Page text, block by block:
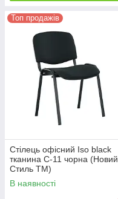
Топ продажів
Стілець офісний Iso black
тканина C-11 чорна (Новий
Стиль ТМ)
В наявності